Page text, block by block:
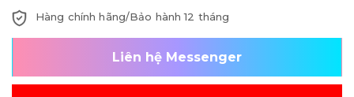
Hàng chính hãng/Bảo hành 12 tháng
Liên hệ Messenger